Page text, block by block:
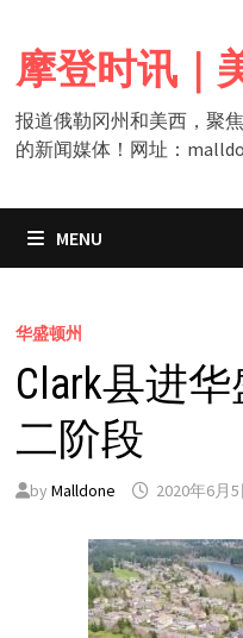
content
摩登时讯｜
报道俄勒冈州和美西，聚
的新闻媒体！网址：
MENU
华盛顿州
Clark县进
二阶段
by Malldone 2020年6月5